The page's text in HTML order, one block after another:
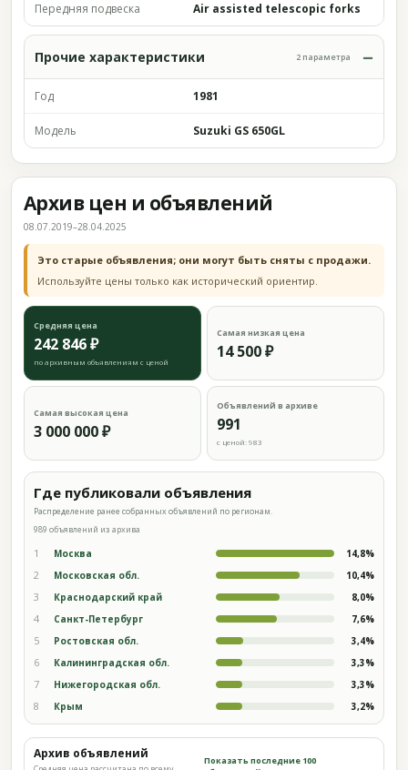
Передняя подвеска Air assisted telescopic forks
Прочие характеристики 2 параметра
Год 1981
Модель Suzuki GS 650GL
Архив цен и объявлений
08.07.2019–28.04.2025
Это старые объявления; они могут быть сняты с продажи.
Используйте цены только как исторический ориентир.
Средняя цена
242 846 ₽
по архивным объявлениям с ценой
Самая низкая цена
14 500 ₽
Самая высокая цена
3 000 000 ₽
Объявлений в архиве
991
с ценой: 983
Где публиковали объявления
Распределение ранее собранных объявлений по регионам.
989 объявлений из архива
1 Москва 14,8%
2 Московская обл. 10,4%
3 Краснодарский край 8,0%
4 Санкт-Петербург 7,6%
5 Ростовская обл. 3,4%
6 Калининградская обл. 3,3%
7 Нижегородская обл. 3,3%
8 Крым 3,2%
Архив объявлений
Показать последние 100